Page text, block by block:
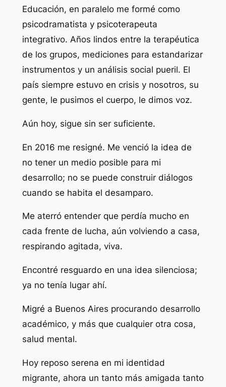
Educación, en paralelo me formé como
psicodramatista y psicoterapeuta
integrativo. Años lindos entre la terapéutica
de los grupos, mediciones para estandarizar
instrumentos y un análisis social pueril. El
país siempre estuvo en crisis y nosotros, su
gente, le pusimos el cuerpo, le dimos voz.
Aún hoy, sigue sin ser suficiente.
En 2016 me resigné. Me venció la idea de
no tener un medio posible para mi
desarrollo; no se puede construir diálogos
cuando se habita el desamparo.
Me aterró entender que perdía mucho en
cada frente de lucha, aún volviendo a casa,
respirando agitada, viva.
Encontré resguardo en una idea silenciosa;
ya no tenía lugar ahí.
Migré a Buenos Aires procurando desarrollo
académico, y más que cualquier otra cosa,
salud mental.
Hoy reposo serena en mi identidad
migrante, ahora un tanto más amigada tanto